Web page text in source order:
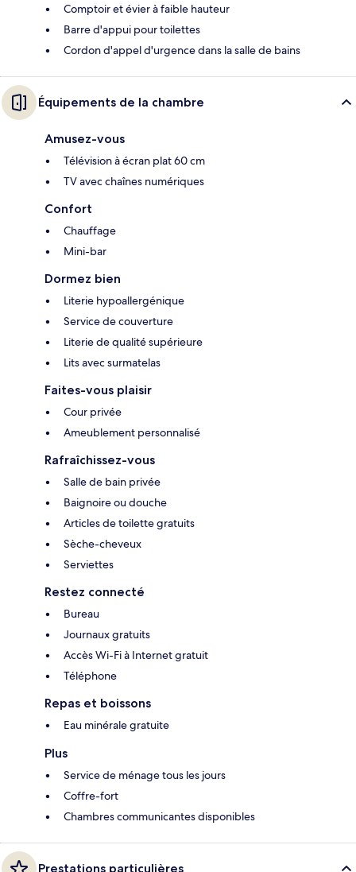
Comptoir et évier à faible hauteur
Barre d'appui pour toilettes
Cordon d'appel d'urgence dans la salle de bains
Équipements de la chambre
Amusez-vous
Télévision à écran plat 60 cm
TV avec chaînes numériques
Confort
Chauffage
Mini-bar
Dormez bien
Literie hypoallergénique
Service de couverture
Literie de qualité supérieure
Lits avec surmatelas
Faites-vous plaisir
Cour privée
Ameublement personnalisé
Rafraîchissez-vous
Salle de bain privée
Baignoire ou douche
Articles de toilette gratuits
Sèche-cheveux
Serviettes
Restez connecté
Bureau
Journaux gratuits
Accès Wi-Fi à Internet gratuit
Téléphone
Repas et boissons
Eau minérale gratuite
Plus
Service de ménage tous les jours
Coffre-fort
Chambres communicantes disponibles
Prestations particulières